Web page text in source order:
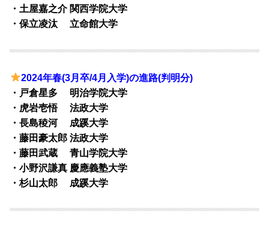
・土屋嘉之介 関西学院大学
・保立凌汰 立命館大学
2024年春(3月卒/4月入学)の進路(判明分)
・戸倉星多 明治学院大学
・虎岩壱悟 法政大学
・長島稜河 成蹊大学
・藤田豪太郎 法政大学
・藤田武蔵 青山学院大学
・小野沢謙真 慶應義塾大学
・杉山太郎 成蹊大学